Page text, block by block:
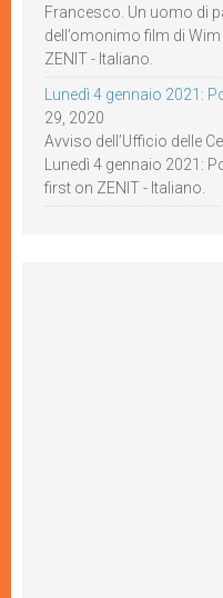
Francesco. Un uomo di
dell’omonimo film di
ZENIT - Italiano.
Lunedì 4 gennaio 2021:
29, 2020
Avviso dell’Ufficio delle
Lunedì 4 gennaio 2021:
first on ZENIT - Italiano.